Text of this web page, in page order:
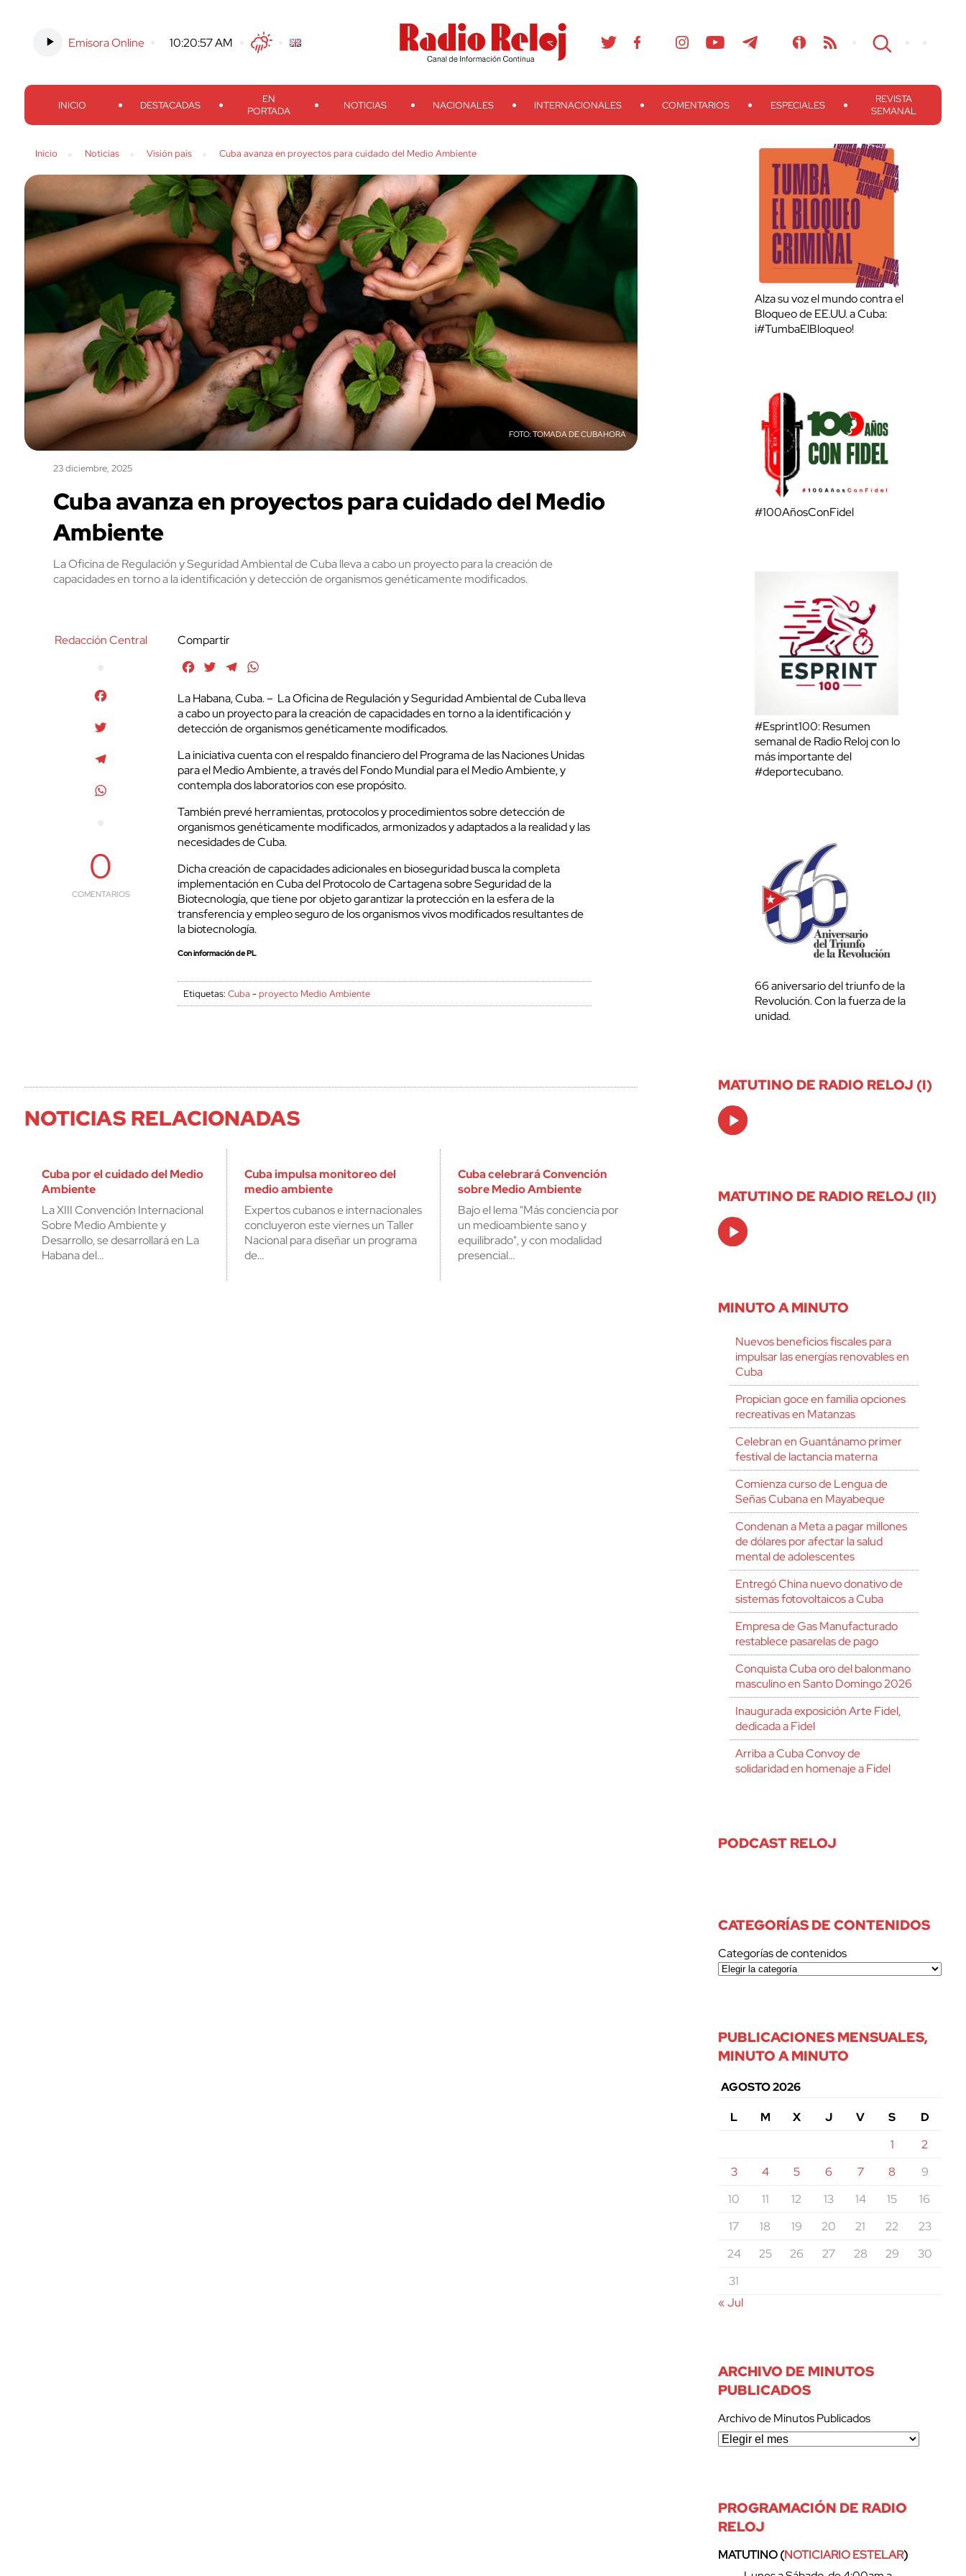
Emisora Online 10:20:58 AMTwitterFacebook
Threads
Instagram TelegramTeveo Ivoox RSS Search
INICIO DESTACADAS
EN
PORTADA
NOTICIAS NACIONALES INTERNACIONALES COMENTARIOS ESPECIALES
REVISTA
SEMANAL
Inicio Noticias Visión país Cuba avanza en proyectos para cuidado del Medio Ambiente
TOMADA DE CUBAHORA
23 diciembre, 2025
Cuba avanza en proyectos para cuidado del Medio
Ambiente
La Oficina de Regulación y Seguridad Ambiental de Cuba lleva a cabo un proyecto para la creación de
capacidades en torno a la identificación y detección de organismos genéticamente modificados.
Redacción Central
0
COMENTARIOS
Compartir
FacebookTwitterTelegram
La Habana, Cuba. – La Oficina de Regulación y Seguridad Ambiental de Cuba lleva
a cabo un proyecto para la creación de capacidades en torno a la identificación y
detección de organismos genéticamente modificados.
La iniciativa cuenta con el respaldo financiero del Programa de las Naciones Unidas
para el Medio Ambiente, a través del Fondo Mundial para el Medio Ambiente, y
contempla dos laboratorios con ese propósito.
También prevé herramientas, protocolos y procedimientos sobre detección de
organismos genéticamente modificados, armonizados y adaptados a la realidad y las
necesidades de Cuba.
Dicha creación de capacidades adicionales en bioseguridad busca la completa
implementación en Cuba del Protocolo de Cartagena sobre Seguridad de la
Biotecnología, que tiene por objeto garantizar la protección en la esfera de la
transferencia y empleo seguro de los organismos vivos modificados resultantes de
la biotecnología.
Con información de PL
Etiquetas:Cuba -proyecto Medio Ambiente
NOTICIAS RELACIONADAS
Cuba por el cuidado del Medio
Ambiente
La XIII Convención Internacional
Sobre Medio Ambiente y
Desarrollo, se desarrollará en La
Habana del…
Cuba impulsa monitoreo del
medio ambiente
Expertos cubanos e internacionales
concluyeron este viernes un Taller
Nacional para diseñar un programa
de…
Cuba celebrará Convención
sobre Medio Ambiente
Bajo el lema "Más conciencia por
un medioambiente sano y
equilibrado", y con modalidad
presencial…
Alza su voz el mundo contra el
Bloqueo de EE.UU. a Cuba:
¡#TumbaElBloqueo!
#100AñosConFidel
#Esprint100: Resumen
semanal de Radio Reloj con lo
más importante del
#deportecubano.
66 aniversario del triunfo de la
Revolución. Con la fuerza de la
unidad.
MATUTINO DE RADIO RELOJ (I)
Audio
Player
MATUTINO DE RADIO RELOJ (II)
Audio
Player
MINUTO A MINUTO
Nuevos beneficios fiscales para
impulsar las energías renovables en
Cuba
Propician goce en familia opciones
recreativas en Matanzas
Celebran en Guantánamo primer
festival de lactancia materna
Comienza curso de Lengua de
Señas Cubana en Mayabeque
Condenan a Meta a pagar millones
de dólares por afectar la salud
mental de adolescentes
Entregó China nuevo donativo de
sistemas fotovoltaicos a Cuba
Empresa de Gas Manufacturado
restablece pasarelas de pago
Conquista Cuba oro del balonmano
masculino en Santo Domingo 2026
Inaugurada exposición Arte Fidel,
dedicada a Fidel
Arriba a Cuba Convoy de
solidaridad en homenaje a Fidel
PODCAST RELOJ
CATEGORÍAS DE CONTENIDOS
Categorías de contenidos
PUBLICACIONES MENSUALES,
MINUTO A MINUTO
AGOSTO 2026
L
M X J V S
D
1
2
3
4 5 6 7 8
9
10
11 12 13 14 15
16
17
18 19 20 21 22
23
24
25 26 27 28 29
30
31
« Jul
ARCHIVO DE MINUTOS
PUBLICADOS
Archivo de Minutos Publicados
PROGRAMACIÓN DE RADIO
RELOJ
MATUTINO (NOTICIARIO ESTELAR)